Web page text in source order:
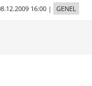
16:00| GENEL